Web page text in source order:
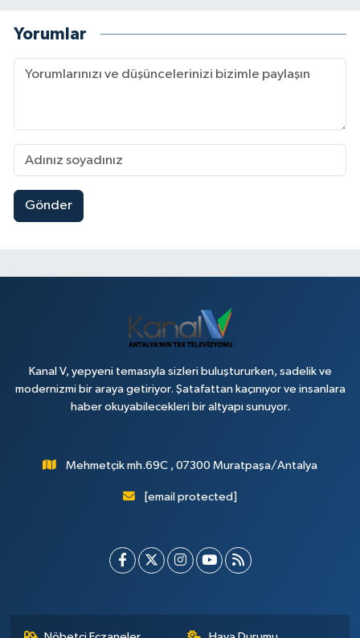
Yorumlar
Gönder
Kanal V, yepyeni temasıyla sizleri buluştururken, sadelik ve
modernizmi bir araya getiriyor. Şatafattan kaçınıyor ve insanlara
haber okuyabilecekleri bir altyapı sunuyor.
Mehmetçik mh.69C , 07300 Muratpaşa/Antalya
[email protected]